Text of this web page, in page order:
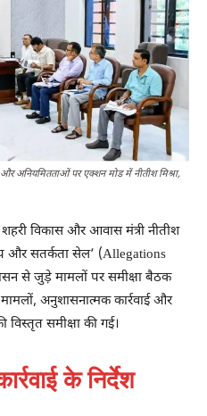
अनियमितताओं पर एक्शन मोड में नीतीश मिश्रा,
शहरी विकास और आवास मंत्री नीतीश
और सतर्कता सेल’ (Allegations
से जुड़े मामलों पर समीक्षा बैठक
अनुशासनात्मक कार्रवाई और
विस्तृत समीक्षा की गई।
के निर्देश